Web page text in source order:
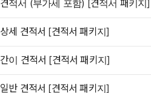
견적서 (부가세 포함) [견적서 패키지]
상세 견적서 [견적서 패키지]
간이 견적서 [견적서 패키지]
일반 견적서 [견적서 패키지]